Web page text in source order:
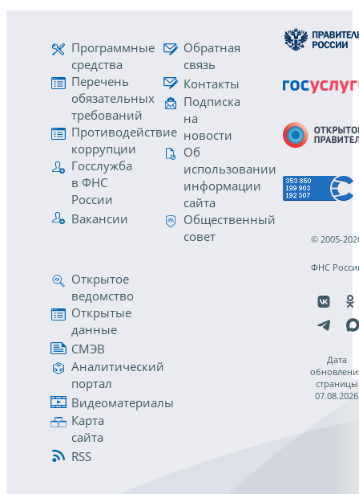
Программные
средства
Перечень
обязательных
требований
Противодействие
коррупции
Госслужба
в ФНС
России
Вакансии
Обратная
связь
Контакты
Подписка
на
новости
Об
использовании
информации
сайта
Общественный
совет
Открытое
ведомство
Открытые
данные
СМЭВ
Аналитический
портал
Видеоматериалы
Карта
сайта
RSS
© 2005-
ФНС
Дата
страницы
07.08.2026